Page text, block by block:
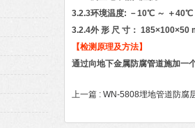
3.2.3环境温度: －10℃ ～ ＋40℃
3.2.4外 形 尺 寸： 185×100×50
【检测原理及方法】
通过向地下金属防腐管道施加一
上一篇 : WN-5808埋地管道防腐